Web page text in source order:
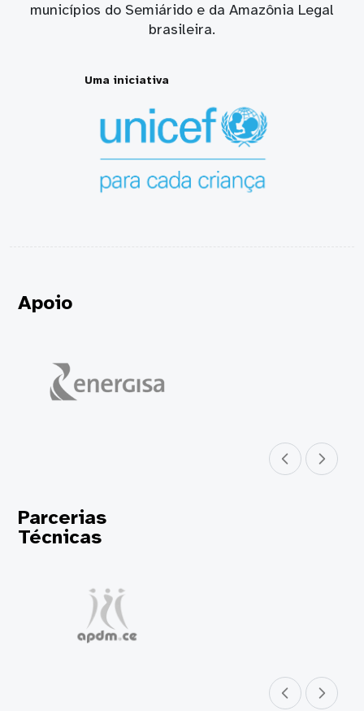
municípios do Semiárido e da Amazônia Legal
brasileira.
Uma iniciativa
Apoio
Parceiro anterior
Próximo
Parcerias
Técnicas
Parceiro anterior
Próximo